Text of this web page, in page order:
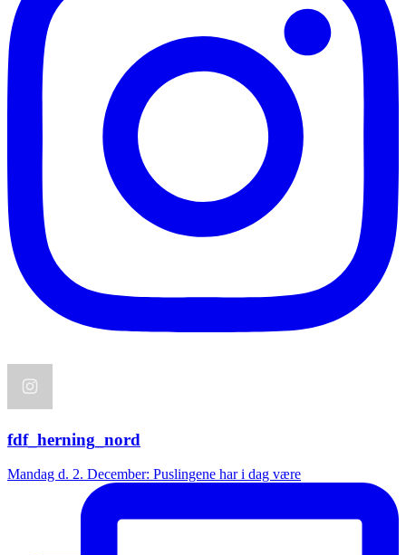
fdf_herning_nord
Mandag d. 2. December: Puslingene har i dag være